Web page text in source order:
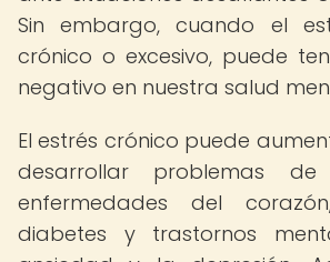
Sin embargo, cuando el
crónico o excesivo, puede
negativo en nuestra salud
El estrés crónico puede
desarrollar problemas
enfermedades del
diabetes y trastornos